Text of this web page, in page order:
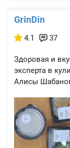
GrinDin
4.1 37
Здоровая и
эксперта в
Алисы